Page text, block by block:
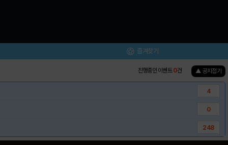
즐겨찾기
진행중인 이벤트0건 ▲ 공지접기
4
0
248